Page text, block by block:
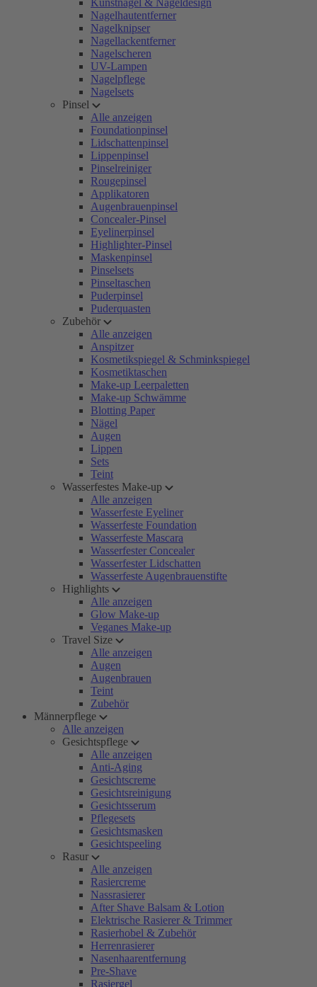
Kunstnägel & Nageldesign
Nagelhautentferner
Nagelknipser
Nagellackentferner
Nagelscheren
UV-Lampen
Nagelpflege
Nagelsets
Pinsel
Alle anzeigen
Foundationpinsel
Lidschattenpinsel
Lippenpinsel
Pinselreiniger
Rougepinsel
Applikatoren
Augenbrauenpinsel
Concealer-Pinsel
Eyelinerpinsel
Highlighter-Pinsel
Maskenpinsel
Pinselsets
Pinseltaschen
Puderpinsel
Puderquasten
Zubehör
Alle anzeigen
Anspitzer
Kosmetikspiegel & Schminkspiegel
Kosmetiktaschen
Make-up Leerpaletten
Make-up Schwämme
Blotting Paper
Nägel
Augen
Lippen
Sets
Teint
Wasserfestes Make-up
Alle anzeigen
Wasserfeste Eyeliner
Wasserfeste Foundation
Wasserfeste Mascara
Wasserfester Concealer
Wasserfester Lidschatten
Wasserfeste Augenbrauenstifte
Highlights
Alle anzeigen
Glow Make-up
Veganes Make-up
Travel Size
Alle anzeigen
Augen
Augenbrauen
Teint
Zubehör
Männerpflege
Alle anzeigen
Gesichtspflege
Alle anzeigen
Anti-Aging
Gesichtscreme
Gesichtsreinigung
Gesichtsserum
Pflegesets
Gesichtsmasken
Gesichtspeeling
Rasur
Alle anzeigen
Rasiercreme
Nassrasierer
After Shave Balsam & Lotion
Elektrische Rasierer & Trimmer
Rasierhobel & Zubehör
Herrenrasierer
Nasenhaarentfernung
Pre-Shave
Rasiergel